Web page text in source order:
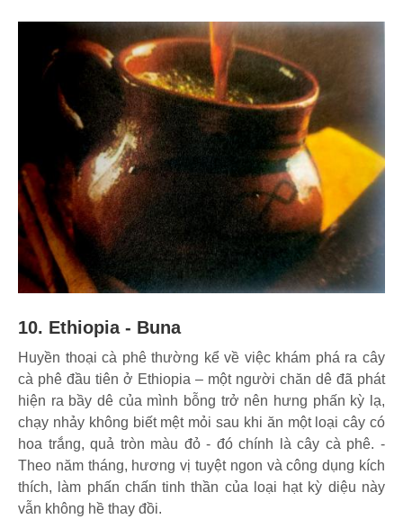
10. Ethiopia - Buna
Huyền thoại cà phê thường kể về việc khám phá ra cây
cà phê đầu tiên ở Ethiopia – một người chăn dê đã phát
hiện ra bầy dê của mình bỗng trở nên hưng phấn kỳ lạ,
chạy nhảy không biết mệt mỏi sau khi ăn một loại cây có
hoa trắng, quả tròn màu đỏ - đó chính là cây cà phê. -
Theo năm tháng, hương vị tuyệt ngon và công dụng kích
thích, làm phấn chấn tinh thần của loại hạt kỳ diệu này
vẫn không hề thay đồi.